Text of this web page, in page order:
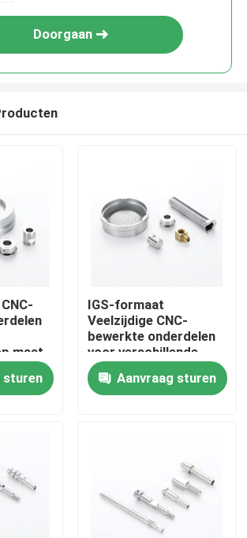
Doorgaan
maat
sturen
IGS-formaat
Veelzijdige CNC-
bewerkte onderdelen
voor verschillende
productieprocessen
OEM ODMAanvraag sturen